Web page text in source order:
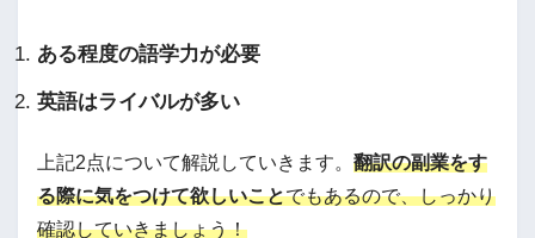
ある程度の語学力が必要
英語はライバルが多い
上記2点について解説していきます。 翻訳の副業をす
る際に気をつけて欲しいことでもあるので、しっかり
確認していきましょう！